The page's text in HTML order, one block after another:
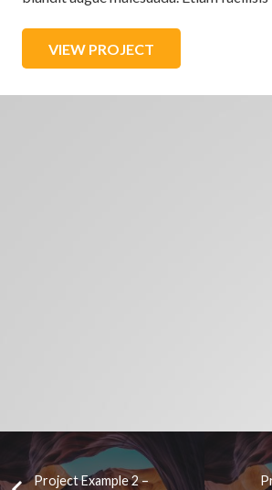
VIEW PROJECT
Project Example 2 –